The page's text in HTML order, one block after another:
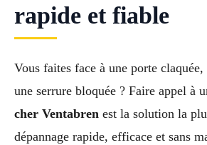
rapide et fiable
Vous faites face à une porte claquée,
une serrure bloquée ? Faire appel à
cher Ventabren est la solution la
dépannage rapide, efficace et sans